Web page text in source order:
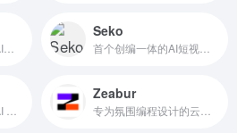
Seko
Zeabur